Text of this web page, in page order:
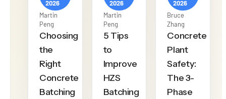
2026
Martin
Peng
Choosing
the
Right
Concrete
Batching
2026
Martin
Peng
5 Tips
to
Improve
HZS
Batching
2026
Bruce
Zhang
Concrete
Plant
Safety:
The 3-
Phase